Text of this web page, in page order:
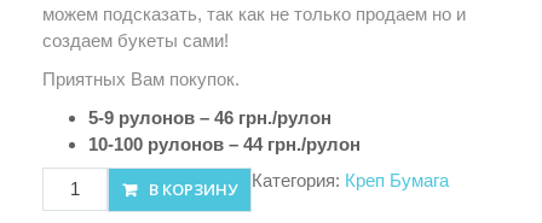
можем подсказать, так как не только продаем но и
создаем букеты сами!
Приятных Вам покупок.
5-9 рулонов – 46 грн./рулон
10-100 рулонов – 44 грн./рулон
Количество
товара
В КОРЗИНУ Категория: Креп Бумага